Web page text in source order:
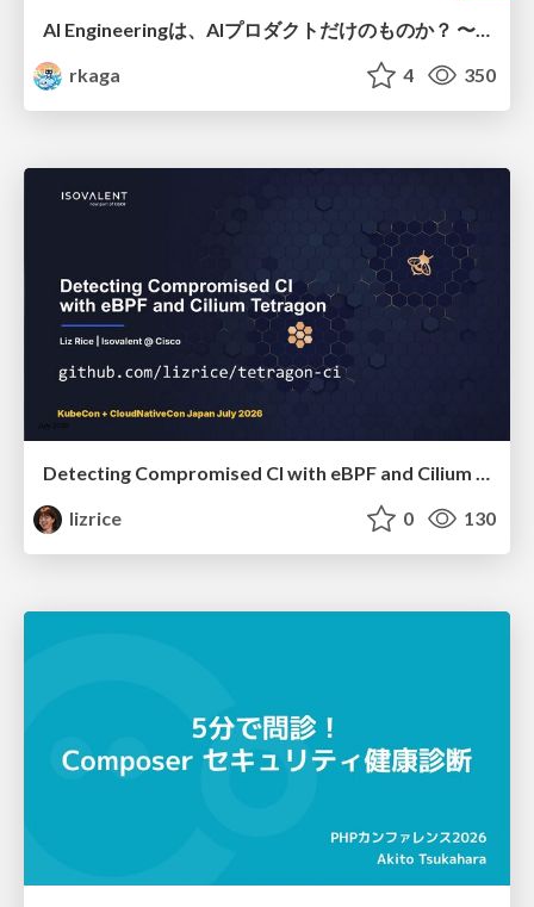
AI Engineeringは、AIプロダクトだけのものか？ 〜AIがソフトウェアを作る時代の新しい当たり前〜 / No AI in your product. AI Engineering in your development.
rkaga
4 350
Detecting Compromised CI with eBPF and Cilium Tetragon
lizrice
0 130